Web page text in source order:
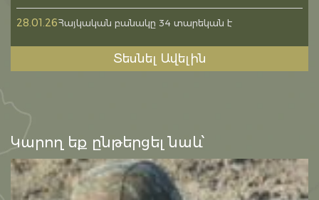
28.01.26Հայկական բանակը 34 տարեկան է
Տեսնել Ավելին
Կարող եք ընթերցել նաև՝